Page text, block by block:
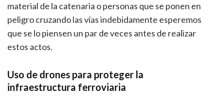
material de la catenaria o personas que se ponen en
peligro cruzando las vías indebidamente esperemos
que se lo piensen un par de veces antes de realizar
estos actos.
Uso de drones para proteger la
infraestructura ferroviaria